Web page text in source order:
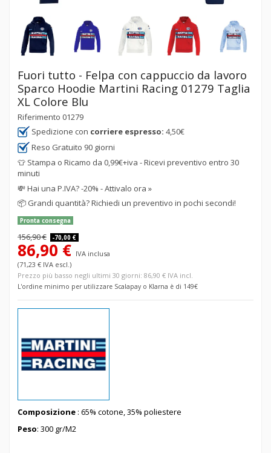
Fuori tutto - Felpa con cappuccio da lavoro
Sparco Hoodie Martini Racing 01279 Taglia
XL Colore Blu
Riferimento 01279
Spedizione con corriere espresso: 4,50€
Reso Gratuito 90 giorni
👕 Stampa o Ricamo da 0,99€+iva - Ricevi preventivo entro 30
minuti
💸Hai una P.IVA? -20% - Attivalo ora »
📦 Grandi quantità? Richiedi un preventivo in pochi secondi!
Pronta consegna
156,90 € -70,00 €
86,90 € IVA inclusa
(71,23 € IVA escl.)
Prezzo più basso negli ultimi 30 giorni: 86,90 € IVA incl.
L'ordine minimo per utilizzare Scalapay o Klarna è di 149€
Composizione : 65% cotone, 35% poliestere
Peso: 300 gr/M2